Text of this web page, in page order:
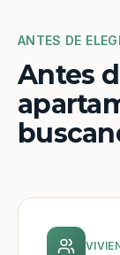
ANTES DE
Antes